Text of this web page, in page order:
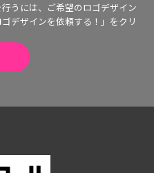
うには、ご希望のロゴデザイン
デザインを依頼する！」をクリ